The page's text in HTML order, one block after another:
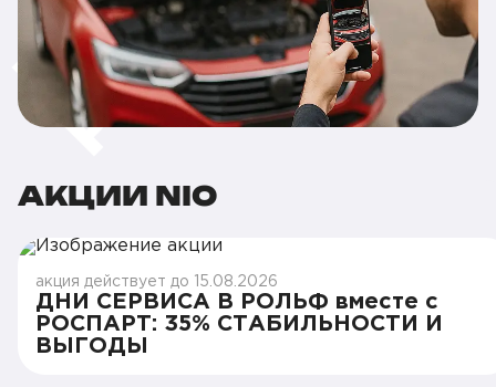
АКЦИИ NIO
акция действует до 15.08.2026
ДНИ СЕРВИСА В РОЛЬФ вместе с
РОСПАРТ: 35% СТАБИЛЬНОСТИ И
ВЫГОДЫ